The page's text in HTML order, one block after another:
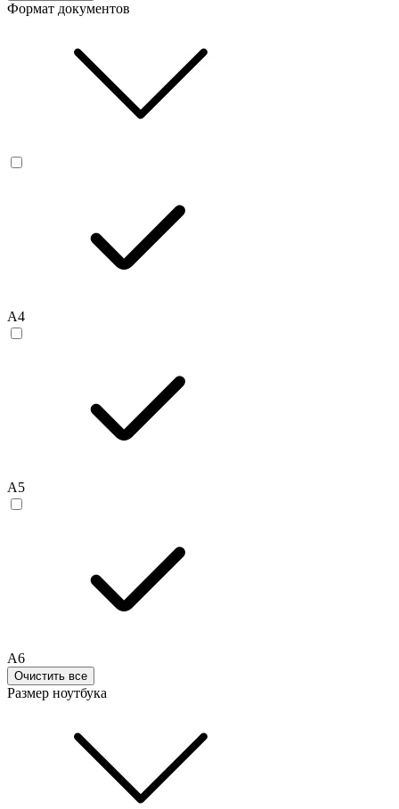
Формат документов
A4
A5
A6
Очистить все
Размер ноутбука